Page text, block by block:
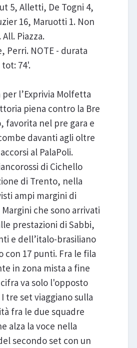
5, Alletti, De Togni 4,
16, Maruotti 1. Non
Piazza.
Perri. NOTE - durata
74'.
l’Exprivia Molfetta
piena contro la Bre
favorita nel pre gara e
davanti agli oltre
al PalaPoli.
di Cichello
di Trento, nella
ampi margini di
che sono arrivati
prestazioni di Sabbi,
e dell’italo-brasiliano
con 17 punti. Fra le fila
in zona mista a fine
va solo l'opposto
tre set viaggiano sulla
fra le due squadre
alza la voce nella
secondo set con un